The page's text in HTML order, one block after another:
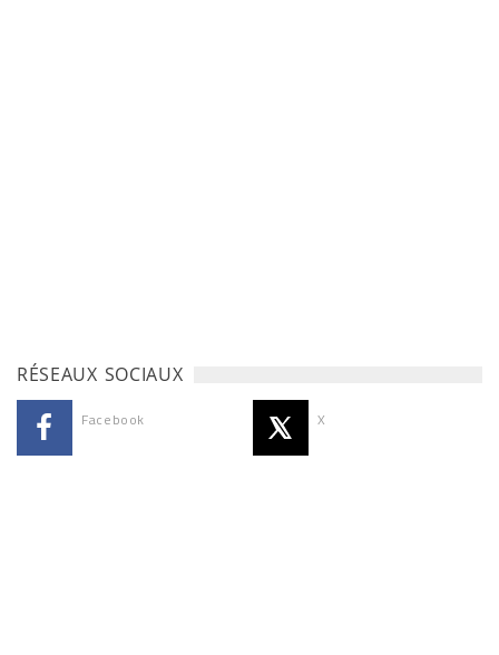
RÉSEAUX SOCIAUX
Facebook X